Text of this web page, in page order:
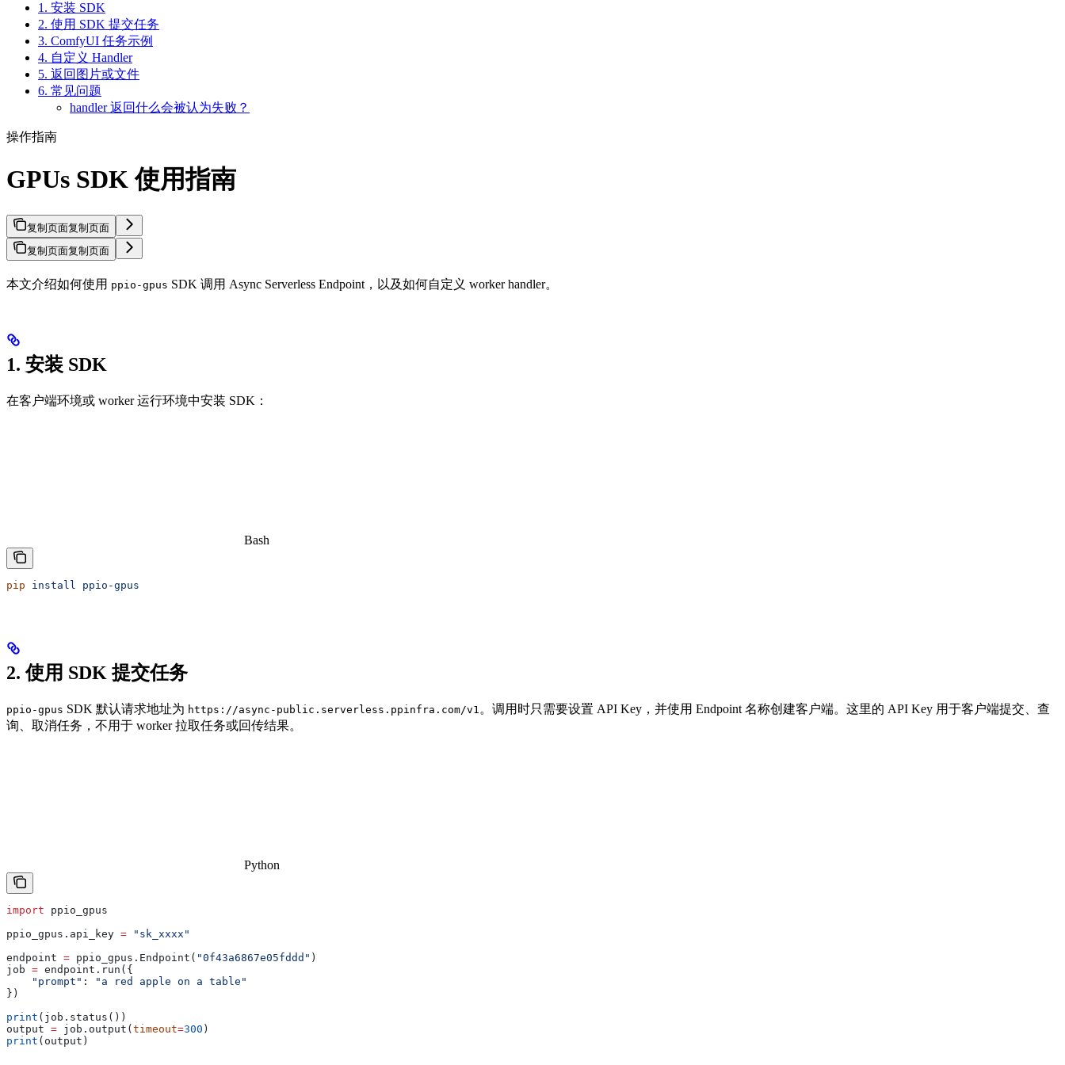
1. 安装 SDK
2. 使用 SDK 提交任务
3. ComfyUI 任务示例
4. 自定义 Handler
5. 返回图片或文件
6. 常见问题
handler 返回什么会被认为失败？
操作指南
GPUs SDK 使用指南
复制页面复制页面
复制页面复制页面
本文介绍如何使用 ppio-gpus SDK 调用 Async Serverless Endpoint，以及如何自定义 worker handler。
1. 安装 SDK
在客户端环境或 worker 运行环境中安装 SDK：
Bash
pip install ppio-gpus
2. 使用 SDK 提交任务
ppio-gpus SDK 默认请求地址为 https://async-public.serverless.ppinfra.com/v1 。调用时只需要设置 API Key，并使用 Endpoint 名称创建客户端。这里的 API Key 用于客户端提交、查
询、取消任务，不用于 worker 拉取任务或回传结果。
Python
import ppio_gpus
ppio_gpus.api_key = "sk_xxxx"
endpoint = ppio_gpus.Endpoint( "0f43a6867e05fddd" )
job = endpoint.run({
    "prompt"
:
"a red apple on a table"
})
print (job.status())
output = job.output(timeout=300 )
print (output)